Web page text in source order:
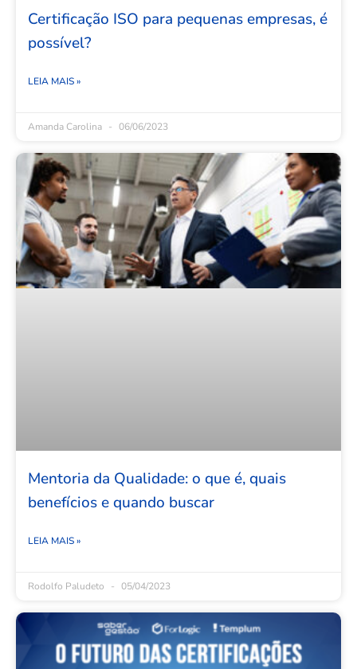
Certificação ISO para pequenas empresas, é
possível?
LEIA MAIS »
Amanda Carolina 06/06/2023
Mentoria da Qualidade: o que é, quais
benefícios e quando buscar
LEIA MAIS »
Rodolfo Paludeto 05/04/2023